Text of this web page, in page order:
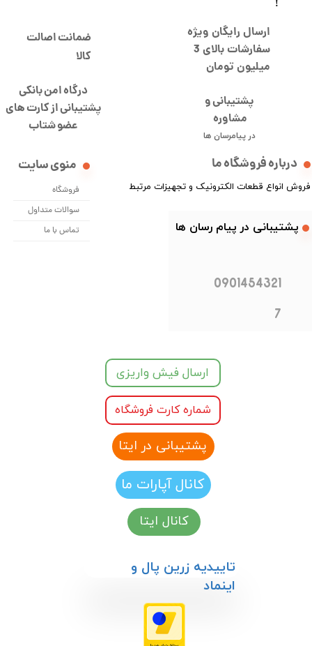
ارسال رایگان ویژه
سفارشات بالای 3
میلیون تومان
درباره فروشگاه ما
​فروش انواع قطعات الکترونیک و تجهیزات مرتبط
منوی سایت
فروشگاه
سوالات متداول
تماس با ما
​​پشتیبانی در پیام رسان ها
0901454321
7
درگاه امن بانکی
​​​​​​پشتیبانی از کارت های
​​​​​​​عضو شتاب
پشتیبانی و
مشاوره
در پیامرسان ها
ضمانت اصالت
کالا
کانال آپارات ما
​​تاییدیه زرین پال و
اینماد
ارسال فیش واریزی
کانال ایتا
!
شماره کارت فروشگاه
پشتیبانی در ایتا